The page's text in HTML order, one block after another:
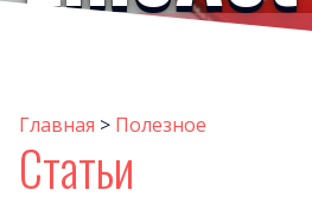
Ваш личный
Главная > Полезное
Статьи